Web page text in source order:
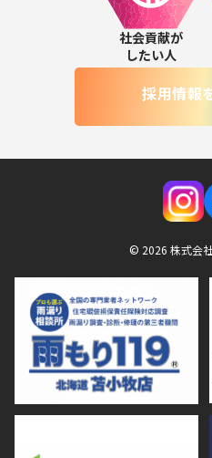
社会貢献が
したい人
採用情報
© 2026 株式会